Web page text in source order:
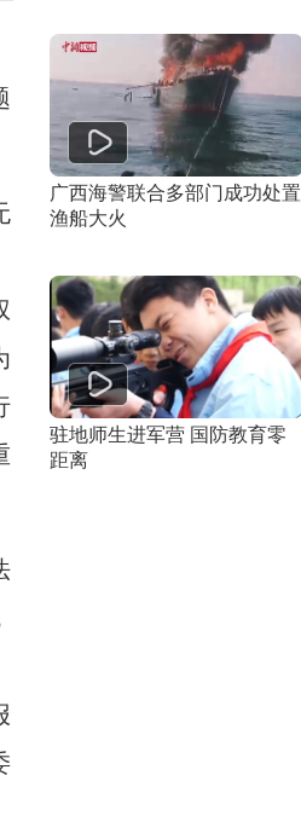
广西海警联合多部门成功处置
渔船大火
驻地师生进军营 国防教育零
距离